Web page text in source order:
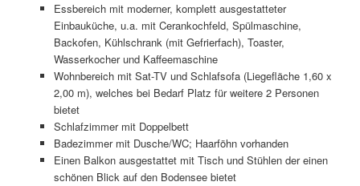
Essbereich mit moderner, komplett ausgestatteter
Einbauküche, u.a. mit Cerankochfeld, Spülmaschine,
Backofen, Kühlschrank (mit Gefrierfach), Toaster,
Wasserkocher und Kaffeemaschine
Wohnbereich mit Sat-TV und Schlafsofa (Liegefläche 1,60 x
2,00 m), welches bei Bedarf Platz für weitere 2 Personen
bietet
Schlafzimmer mit Doppelbett
Badezimmer mit Dusche/WC; Haarföhn vorhanden
Einen Balkon ausgestattet mit Tisch und Stühlen der einen
schönen Blick auf den Bodensee bietet